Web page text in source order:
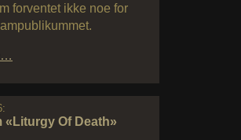
forventet ikke noe for
«Liturgy Of Death»